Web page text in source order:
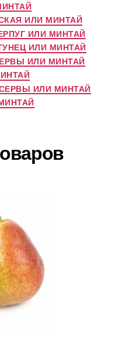
ИЛИ МИНТАЙ
ИЛИ МИНТАЙ
ИЛИ МИНТАЙ
ИЛИ МИНТАЙ
ИЛИ МИНТАЙ